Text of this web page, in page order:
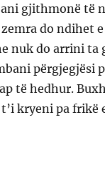
gjithmonë të
do ndihet
nuk do arrini ta
përgjegjësi
të hedhur.
kryeni pa frikë